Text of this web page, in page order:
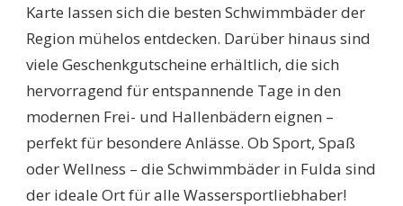
Karte lassen sich die besten Schwimmbäder der
Region mühelos entdecken. Darüber hinaus sind
viele Geschenkgutscheine erhältlich, die sich
hervorragend für entspannende Tage in den
modernen Frei- und Hallenbädern eignen –
perfekt für besondere Anlässe. Ob Sport, Spaß
oder Wellness – die Schwimmbäder in Fulda sind
der ideale Ort für alle Wassersportliebhaber!